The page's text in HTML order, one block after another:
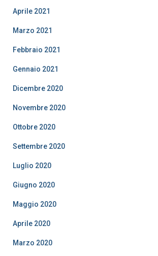
Aprile 2021
Marzo 2021
Febbraio 2021
Gennaio 2021
Dicembre 2020
Novembre 2020
Ottobre 2020
Settembre 2020
Luglio 2020
Giugno 2020
Maggio 2020
Aprile 2020
Marzo 2020